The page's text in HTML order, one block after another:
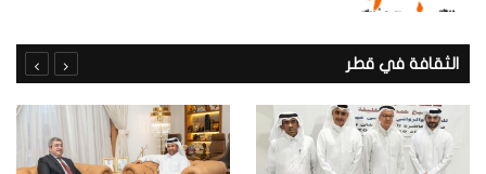
الثقافة في قطر